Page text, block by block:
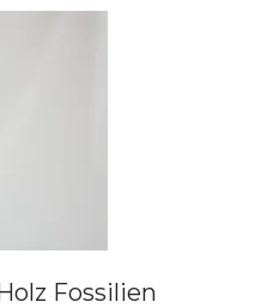
Fossilien